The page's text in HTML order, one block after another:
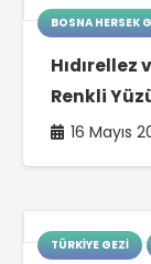
BOSNA HERSEK
Renkli
16 Mayıs
TÜRKIYE GEZI